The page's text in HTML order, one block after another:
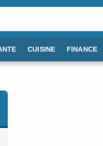
CUISINE FINANCE